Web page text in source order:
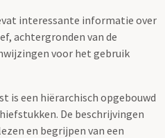
interessante informatie over
achtergronden van de
voor het gebruik
is een hiërarchisch opgebouwd
De beschrijvingen
en begrijpen van een